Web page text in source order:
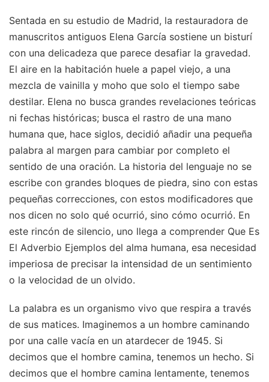
Sentada en su estudio de Madrid, la restauradora de
manuscritos antiguos Elena García sostiene un bisturí
con una delicadeza que parece desafiar la gravedad.
El aire en la habitación huele a papel viejo, a una
mezcla de vainilla y moho que solo el tiempo sabe
destilar. Elena no busca grandes revelaciones teóricas
ni fechas históricas; busca el rastro de una mano
humana que, hace siglos, decidió añadir una pequeña
palabra al margen para cambiar por completo el
sentido de una oración. La historia del lenguaje no se
escribe con grandes bloques de piedra, sino con estas
pequeñas correcciones, con estos modificadores que
nos dicen no solo qué ocurrió, sino cómo ocurrió. En
este rincón de silencio, uno llega a comprender Que Es
El Adverbio Ejemplos del alma humana, esa necesidad
imperiosa de precisar la intensidad de un sentimiento
o la velocidad de un olvido.
La palabra es un organismo vivo que respira a través
de sus matices. Imaginemos a un hombre caminando
por una calle vacía en un atardecer de 1945. Si
decimos que el hombre camina, tenemos un hecho. Si
decimos que el hombre camina lentamente, tenemos